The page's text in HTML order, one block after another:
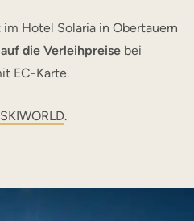
im Hotel Solaria in Obertauern
die Verleihpreise bei
EC-Karte.
.